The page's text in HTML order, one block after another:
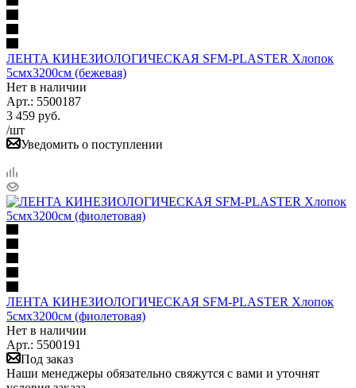
ЛЕНТА КИНЕЗИОЛОГИЧЕСКАЯ SFM-PLASTER Хлопок
5смх3200см (бежевая)
Нет в наличии
Арт.: 5500187
3 459 руб.
/шт
Уведомить о поступлении
ЛЕНТА КИНЕЗИОЛОГИЧЕСКАЯ SFM-PLASTER Хлопок
5смх3200см (фиолетовая)
Нет в наличии
Арт.: 5500191
Под заказ
Наши менеджеры обязательно свяжутся с вами и уточнят